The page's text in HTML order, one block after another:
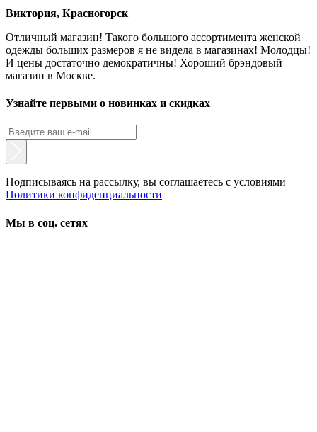
Виктория, Красногорск
Отличный магазин! Такого большого ассортимента женской
одежды больших размеров я не видела в магазинах! Молодцы!
И цены достаточно демократичны! Хороший брэндовый
магазин в Москве.
Узнайте первыми о новинках и скидках
Подписываясь на рассылку, вы соглашаетесь с условиями
Политики конфиденциальности
Мы в соц. сетях